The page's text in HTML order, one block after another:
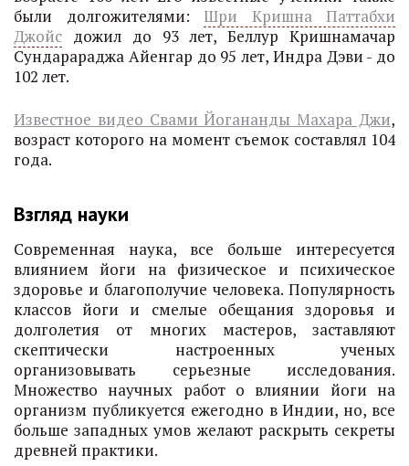
были долгожителями: Шри Кришна Паттабхи
Джойс дожил до 93 лет, Беллур Кришнамачар
Сундарараджа Айенгар до 95 лет, Индра Дэви - до
102 лет.
Известное видео Свами Йогананды Махара Джи,
возраст которого на момент съемок составлял 104
года.
Взгляд науки
Современная наука, все больше интересуется
влиянием йоги на физическое и психическое
здоровье и благополучие человека. Популярность
классов йоги и смелые обещания здоровья и
долголетия от многих мастеров, заставляют
скептически настроенных ученых
организовывать серьезные исследования.
Множество научных работ о влиянии йоги на
организм публикуется ежегодно в Индии, но, все
больше западных умов желают раскрыть секреты
древней практики.